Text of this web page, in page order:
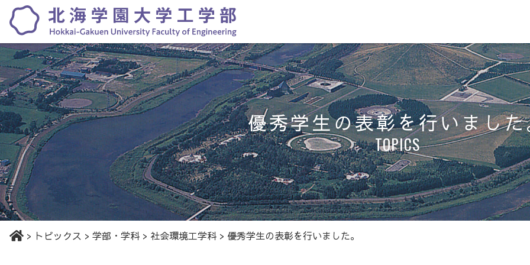
優秀学生の表彰を行いまし
TOPICS
> トピックス > 学部・学科 > 社会環境工学科 > 優秀学生の表彰を行いました。